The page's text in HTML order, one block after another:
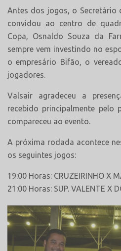
Antes dos jogos, o Secretário
convidou ao centro de
Copa, Osnaldo Souza da
sempre vem investindo no
o empresário Bifão, o
jogadores.
Valsair agradeceu a
recebido principalmente pelo
compareceu ao evento.
A próxima rodada acontece
os seguintes jogos:
19:00 Horas: CRUZEIRINHO X
21:00 Horas: SUP. VALENTE X